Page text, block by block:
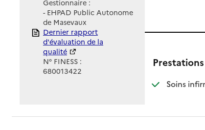
Gestionnaire :
- EHPAD Public Autonome
de Masevaux
Rapport HAS
Dernier rapport
d'évaluation de la
qualité
N° FINESS :
680013422
Soins